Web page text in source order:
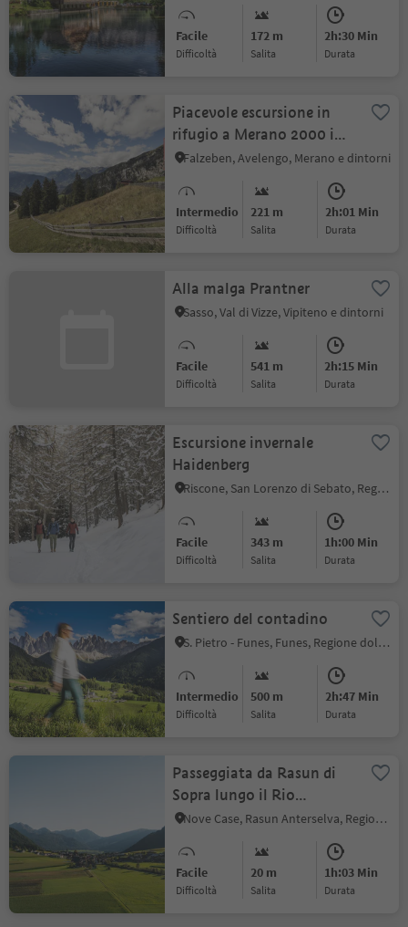
Facile
Difficoltà
172 m
Salita
2h:30 Min
durata
Piacevole escursione in
rifugio a Merano 2000 in
estate
Falzeben, Avelengo, Merano e dintorni
Intermedio
Difficoltà
221 m
Salita
2h:01 Min
durata
Alla malga Prantner
Sasso, Val di Vizze, Vipiteno e dintorni
Facile
Difficoltà
541 m
Salita
2h:15 Min
durata
Escursione invernale
Haidenberg
Riscone, San Lorenzo di Sebato, Regione dolomitica Plan de Corones
Facile
Difficoltà
343 m
Salita
1h:00 Min
durata
Sentiero del contadino
S. Pietro - Funes, Funes, Regione dolomitica Luson Val di Funes
Intermedio
Difficoltà
500 m
Salita
2h:47 Min
durata
Passeggiata da Rasun di
Sopra lungo il Rio
Anterselva fino a Bagni di
Nove Case, Rasun Anterselva, Regione dolomitica Plan de Corones
Facile
Difficoltà
20 m
Salita
1h:03 Min
durata